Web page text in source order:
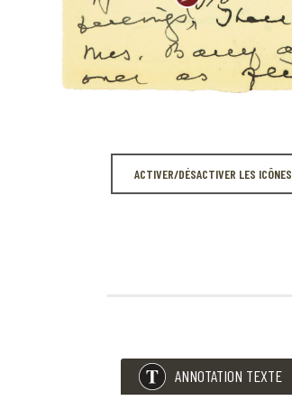
ACTIVER/DÉSACTIVER LES ICÔNES
ANNOTATION TEXTE